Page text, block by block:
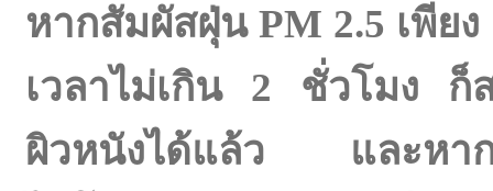
หากสัมผัสฝุ่น PM 2.5 เพีย
เวลาไม่เกิน 2 ชั่วโมง ก็
ผิวหนังได้แล้ว และหา